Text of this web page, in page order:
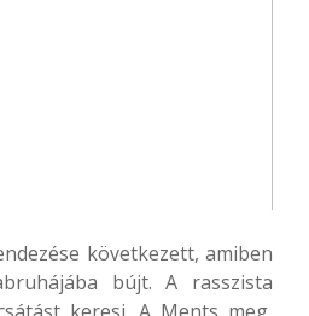
következett, amiben
bújt. A rasszista